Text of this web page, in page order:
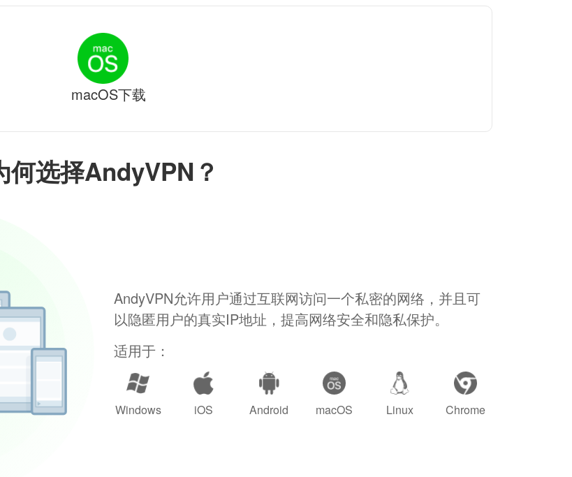
何选择AndyVPN？
AndyVPN允许用户通过互联网访问一个私密的网络，并且可
以隐匿用户的真实IP地址，提高网络安全和隐私保护。
适用于：
Windows iOS Android macOS Linux Chrome
macOS下载